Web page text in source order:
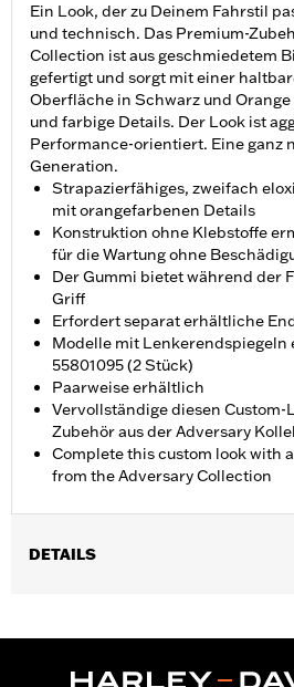
Ein Look, der zu Deinem Fahrstil
und technisch. Das Premium-
Collection ist aus geschmiedetem
gefertigt und sorgt mit einer
Oberfläche in Schwarz und
und farbige Details. Der Look ist
Performance-orientiert. Eine ganz
Generation.
Strapazierfähiges, zweifach
mit orangefarbenen Details
Konstruktion ohne Klebstoffe
für die Wartung ohne
Der Gummi bietet während der
Griff
Erfordert separat erhältliche
Modelle mit Lenkerendspiegeln
55801095 (2 Stück)
Paarweise erhältlich
Vervollständige diesen Custom-
Zubehör aus der Adversary
Complete this custom look with
from the Adversary Collection
DETAILS
Kollektion: Adversary